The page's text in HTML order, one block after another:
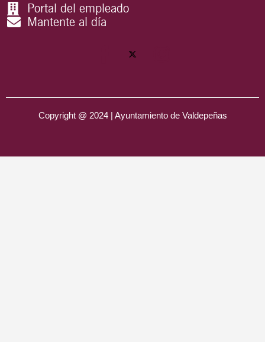
Portal del empleado
Mantente al día
Copyright @ 2024 | Ayuntamiento de Valdepeñas